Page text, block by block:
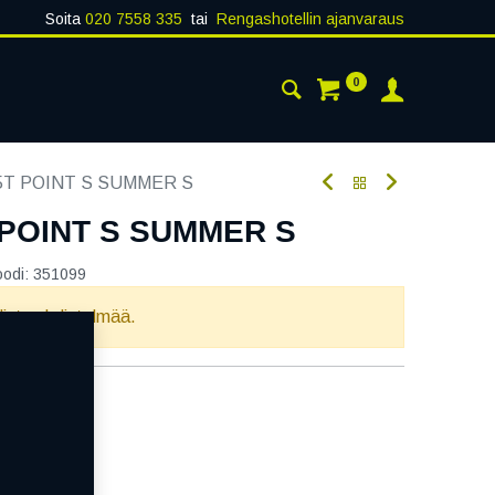
Soita 020 7558 335 tai Rengashotellin ajanvaraus
0
POINT S SUMMER S
S SUMMER S
351099
yhdistelmää.